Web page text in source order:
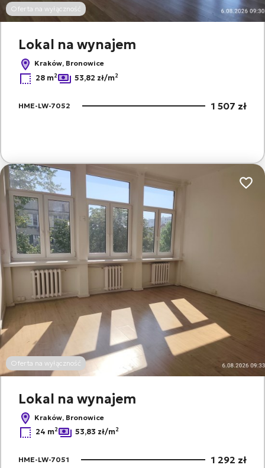
Oferta na wyłączność
Lokal na wynajem
Kraków, Bronowice
28 m2 53,82 zł/m2
HME-LW-7052 1 507 zł
Oferta na wyłączność
Lokal na wynajem
Kraków, Bronowice
24 m2 53,83 zł/m2
HME-LW-7051 1 292 zł